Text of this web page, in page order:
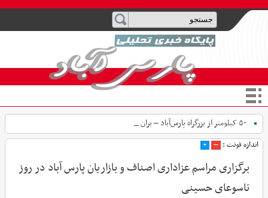
۵۰ کیلومتر از بزرگراه پارس‌آباد – بران تا پا _
اندازه فونت : –
+
برگزاری مراسم عزاداری اصناف و بازاریان پارس آباد در روز
تاسوعای حسینی